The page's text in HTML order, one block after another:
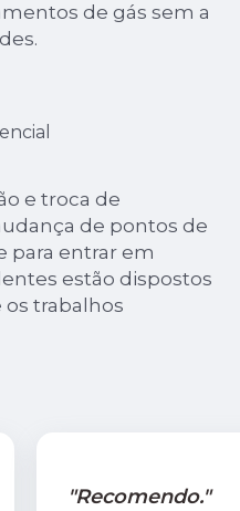
de gás sem a
e troca de
de pontos de
para entrar em
estão dispostos
os trabalhos
"Recomendo."